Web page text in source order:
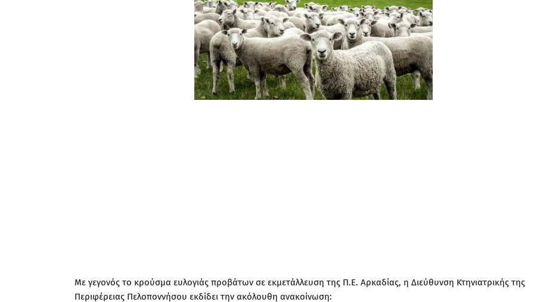
Με γεγονός το κρούσμα ευλογιάς προβάτων σε εκμετάλλευση της Π.Ε. Αρκαδίας, η Διεύθυνση Κτηνιατρικής της
Περιφέρειας Πελοποννήσου εκδίδει την ακόλουθη ανακοίνωση: